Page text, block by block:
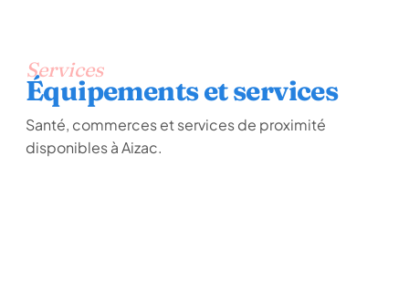
Services
Équipements et services
Santé, commerces et services de proximité
disponibles à Aizac.